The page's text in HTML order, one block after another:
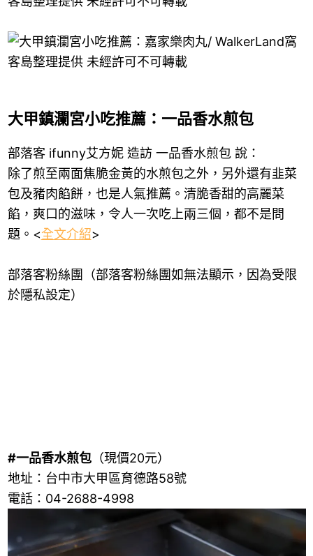
大甲鎮瀾宮小吃推薦：一品香水煎包
部落客 ifunny艾方妮 造訪 一品香水煎包 說：
除了煎至兩面焦脆金黃的水煎包之外，另外還有韭菜
包及豬肉餡餅，也是人氣推薦。清脆香甜的高麗菜
餡，爽口的滋味，令人一次吃上兩三個，都不是問
題。<全文介紹>
部落客粉絲團（部落客粉絲團如無法顯示，因為受限
於隱私設定）
#一品香水煎包（現價20元）
地址：台中市大甲區育德路58號
電話：04-2688-4998